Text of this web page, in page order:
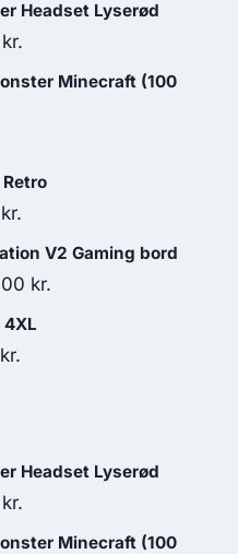
Headset Lyserød
kr.
priceMinecraft (100
kr.
price
is:
V2 Gaming bord
kr.
kr.
Headset Lyserød
kr.
priceMinecraft (100